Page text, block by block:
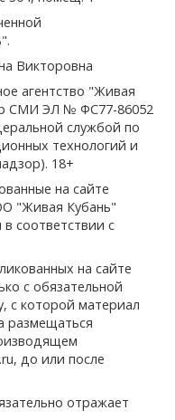
Викторовна
агентство "Живая
СМИ ЭЛ № ФС77-86052
службой по
технологий и
18+
на сайте
"Живая Кубань"
соответствии с
на сайте
с обязательной
с которой материал
размещаться
до или после
отражает